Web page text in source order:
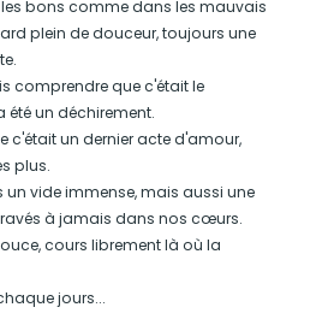
bons comme dans les mauvais
plein de douceur, toujours une
comprendre que c'était le
été un déchirement.
c'était un dernier acte d'amour,
plus.
un vide immense, mais aussi une
à jamais dans nos cœurs.
cours librement là où la
jours...